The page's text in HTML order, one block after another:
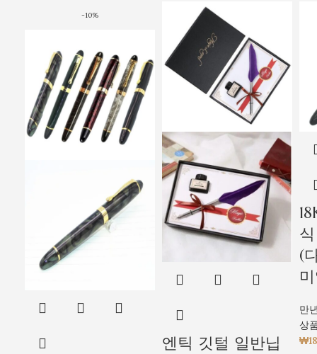
-10%
엔틱 깃털 일반닙
(
만
상
₩